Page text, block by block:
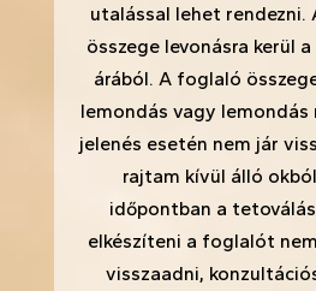
utalással lehet
összege levonásra kerül
árából. A foglaló
lemondás vagy lemondás
jelenés esetén nem jár
rajtam kívül álló
időpontban a
elkészíteni a foglalót
visszaadni,